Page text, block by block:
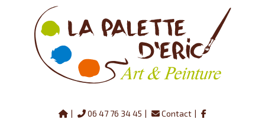
06 47 76 34 45 Contact